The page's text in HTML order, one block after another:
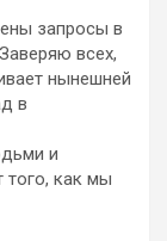
запросы в
всех,
нынешней
в
и
того, как мы